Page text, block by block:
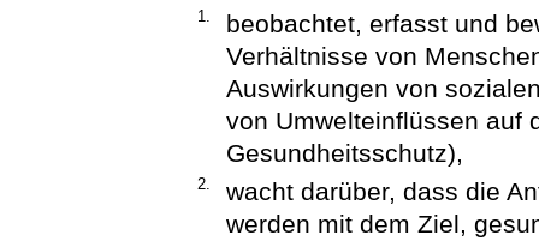
1.
beobachtet, erfasst und
Verhältnisse von
Auswirkungen von
von Umwelteinflüssen auf
Gesundheitsschutz),
2.
wacht darüber, dass die
werden mit dem Ziel,